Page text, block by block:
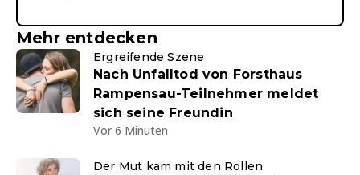
Mehr entdecken
Ergreifende Szene
Nach Unfalltod von Forsthaus
Rampensau-Teilnehmer meldet
sich seine Freundin
Vor 6 Minuten
Der Mut kam mit den Rollen